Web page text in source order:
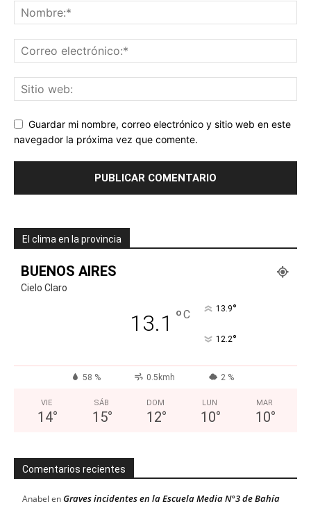
Guardar mi nombre, correo electrónico y sitio web en este
navegador la próxima vez que comente.
El clima en la provincia
BUENOS AIRES
Cielo Claro
13.1 °C 13.9°
12.2°
58 % 0.5kmh 2 %
VIE
14°
SÁB
15°
DOM
12°
LUN
10°
MAR
10°
Comentarios recientes
Anabel enGraves incidentes en la Escuela Media N°3 de Bahía